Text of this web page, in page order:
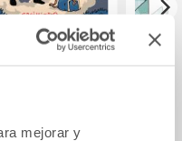
mejorar y
1. La
19,50€